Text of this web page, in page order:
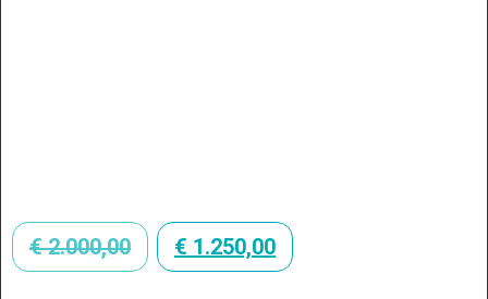
€2.000,00 € 1.250,00